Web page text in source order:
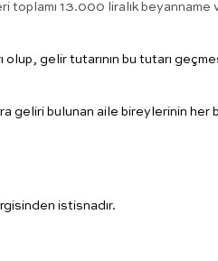
13.000 liralık beyanname
olup, gelir tutarının bu tutarı
geliri bulunan aile bireylerinin her
istisnadır.